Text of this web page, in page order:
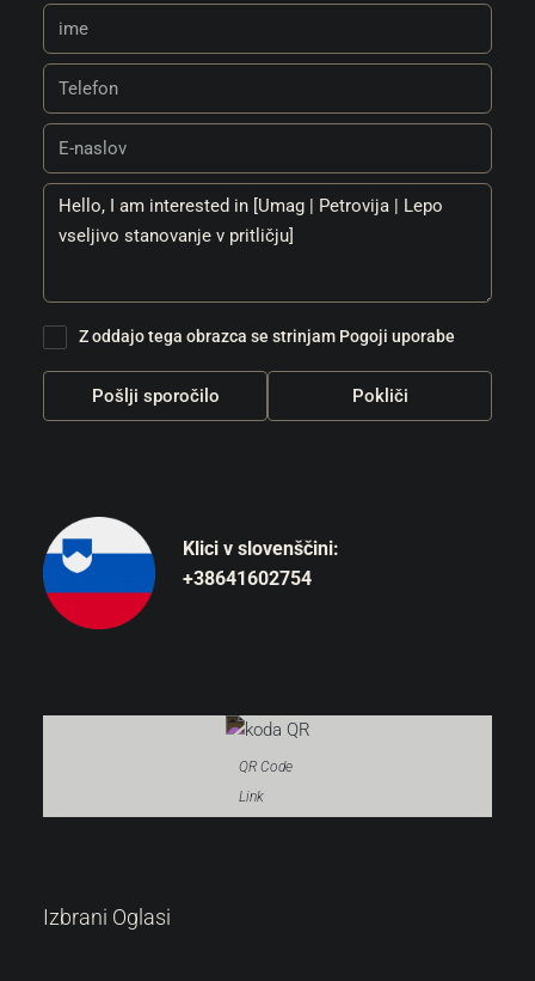
Z oddajo tega obrazca se strinjam Pogoji uporabe
Pošlji sporočilo Pokliči
Klici v slovenščini:
+38641602754
QR Code
Link
Izbrani Oglasi
319.000 €